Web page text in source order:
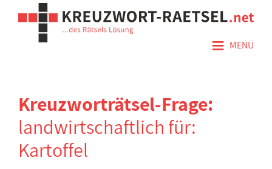
≡ MENÜ
Kreuzworträtsel-Frage:
landwirtschaftlich für:
Kartoffel